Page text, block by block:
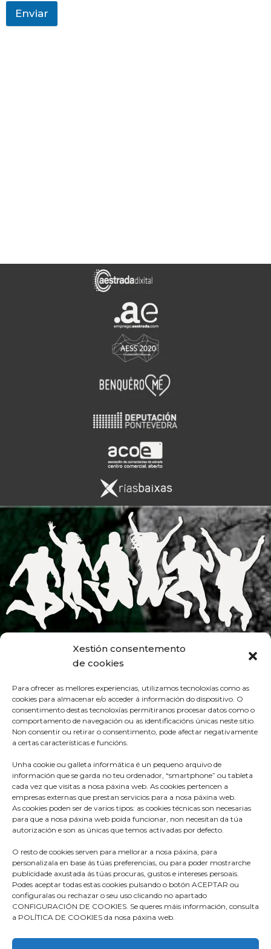
Xestión consentemento
de cookies
Para ofrecer as mellores experiencias, utilizamos tecnoloxías como as
cookies para almacenar e/o acceder á información do dispositivo. O
consentimento destas tecnoloxías permitiranos procesar datos como o
comportamento de navegación ou as identificacións únicas neste sitio.
Non consentir ou retirar o consentimento, pode afectar negativamente
a certas características e funcións.
Unha cookie ou galleta informática é un pequeno arquivo de
información que se garda no teu ordenador, “smartphone” ou tableta
cada vez que visitas a nosa páxina web. As cookies pertencen a
empresas externas que prestan servicios para a nosa páxina web.
As cookies poden ser de varios tipos: as cookies técnicas son necesarias
para que a nosa páxina web poida funcionar, non necesitan da túa
autorización e son as únicas que temos activadas por defecto.
O resto de cookies serven para mellorar a nosa páxina, para
personalizala en base ás túas preferencias, ou para poder mostrarche
publicidade axustada ás túas procuras, gustos e intereses persoais.
Podes aceptar todas estas cookies pulsando o botón ACEPTAR ou
configuralas ou rechazar o seu uso clicando no apartado
CONFIGURACIÓN DE COOKIES. Se queres máis información, consulta
a POLÍTICA DE COOKIES da nosa páxina web.
Enviar
Praza do Concello s/n
36680 A Estrada – Pontevedra
Telf: 986570165
info@aestrada.gal